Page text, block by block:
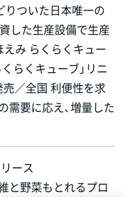
りついた日本唯一の
した生産設備で生産
えみ らくらくキュー
らくキューブ」リニ
／全国 利便性を求
需要に応え、増量した
ース
と野菜もとれるプロ